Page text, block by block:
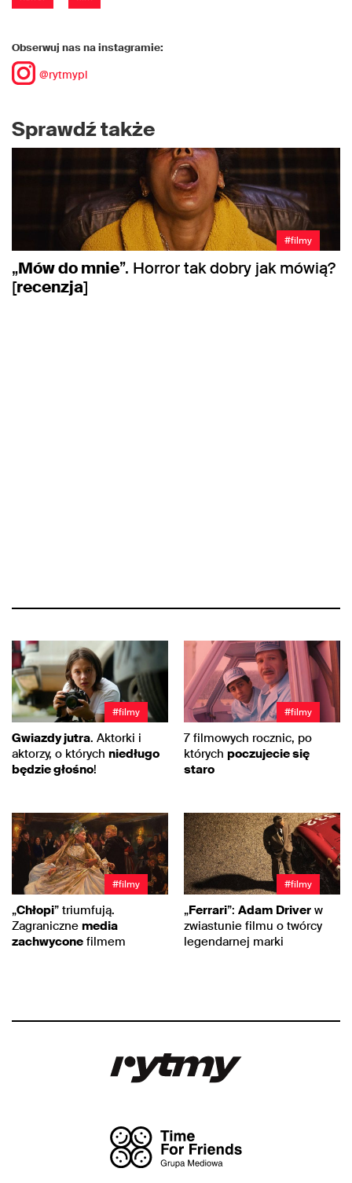
Obserwuj nas na instagramie:
@rytmypl
Sprawdź także
#filmy
„Mów do mnie”. Horror tak dobry jak mówią?
[recenzja]
#filmy
Gwiazdy jutra. Aktorki i
aktorzy, o których niedługo
będzie głośno!
#filmy
7 filmowych rocznic, po
których poczujecie się
staro
#filmy
„Chłopi” triumfują.
Zagraniczne media
zachwycone filmem
#filmy
„Ferrari”: Adam Driver w
zwiastunie filmu o twórcy
legendarnej marki